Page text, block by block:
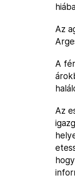
Az
A
Az